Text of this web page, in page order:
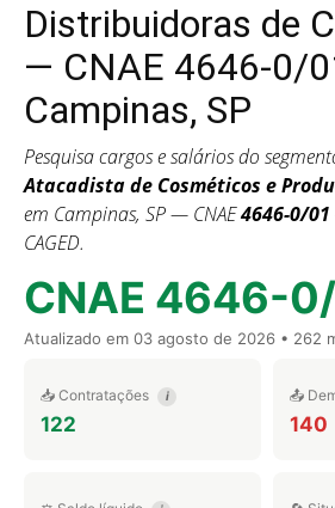
Distribuidoras de
— CNAE 4646-0/
Campinas, SP
Pesquisa cargos e salários do
Atacadista de Cosméticos e
em Campinas, SP — CNAE4646-0/01
CAGED.
CNAE 4646-
Atualizado em 03 agosto de 2026 • 262
📥 Contratações i
122
📤
140